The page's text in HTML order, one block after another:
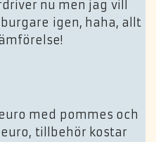
nu men jag vill
igen, haha, allt
med pommes och
euro, tillbehör kostar